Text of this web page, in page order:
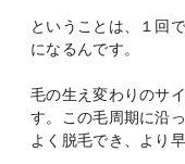
ということは、１回
になるんです。
毛の生え変わりのサ
す。この毛周期に沿
よく脱毛でき、より